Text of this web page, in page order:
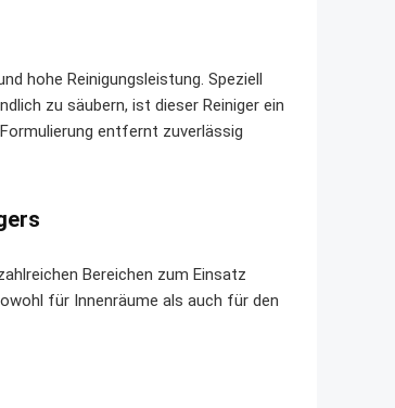
hohe Reinigungsleistung. Speziell
zu säubern, ist dieser Reiniger ein
entfernt zuverlässig
Bereichen zum Einsatz
für Innenräume als auch für den